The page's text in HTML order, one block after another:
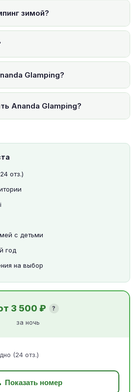
зимой?
Glamping?
Ananda Glamping?
отз.)
с детьми
год
на выбор
3 500 ₽
?
за ночь
(24 отз.)
Показать номер